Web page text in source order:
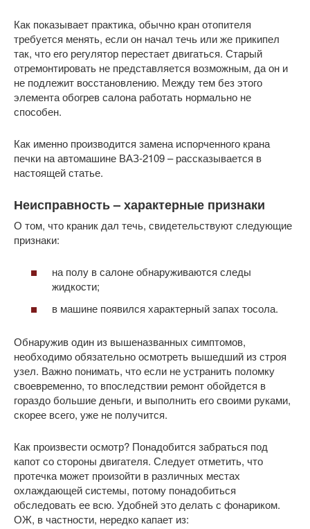
Как показывает практика, обычно кран отопителя
требуется менять, если он начал течь или же прикипел
так, что его регулятор перестает двигаться. Старый
отремонтировать не представляется возможным, да он и
не подлежит восстановлению. Между тем без этого
элемента обогрев салона работать нормально не
способен.
Как именно производится замена испорченного крана
печки на автомашине ВАЗ-2109 – рассказывается в
настоящей статье.
Неисправность – характерные признаки
О том, что краник дал течь, свидетельствуют следующие
признаки:
на полу в салоне обнаруживаются следы
жидкости;
в машине появился характерный запах тосола.
Обнаружив один из вышеназванных симптомов,
необходимо обязательно осмотреть вышедший из строя
узел. Важно понимать, что если не устранить поломку
своевременно, то впоследствии ремонт обойдется в
гораздо большие деньги, и выполнить его своими руками,
скорее всего, уже не получится.
Как произвести осмотр? Понадобится забраться под
капот со стороны двигателя. Следует отметить, что
протечка может произойти в различных местах
охлаждающей системы, потому понадобиться
обследовать ее всю. Удобней это делать с фонариком.
ОЖ, в частности, нередко капает из: